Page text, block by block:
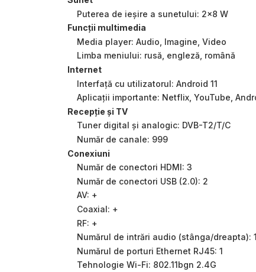
Puterea de ieșire a sunetului: 2x8 W
Funcții multimedia
Media player: Audio, Imagine, Video
Limba meniului: rusă, engleză, română
Internet
Interfață cu utilizatorul: Android 11
Aplicații importante: Netflix, YouTube,
Recepție și TV
Tuner digital și analogic: DVB-T2/T/C
Număr de canale: 999
Conexiuni
Număr de conectori HDMI: 3
Număr de conectori USB (2.0): 2
AV: +
Coaxial: +
RF: +
Numărul de intrări audio (stânga/dreapta): 1
Numărul de porturi Ethernet RJ45: 1
Tehnologie Wi-Fi: 802.11bgn 2.4G